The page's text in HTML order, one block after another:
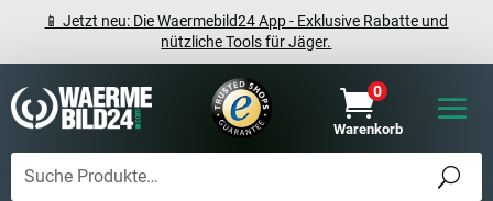
📱 Jetzt neu: Die Waermebild24 App - Exklusive Rabatte und
nützliche Tools für Jäger.
0
Warenkorb